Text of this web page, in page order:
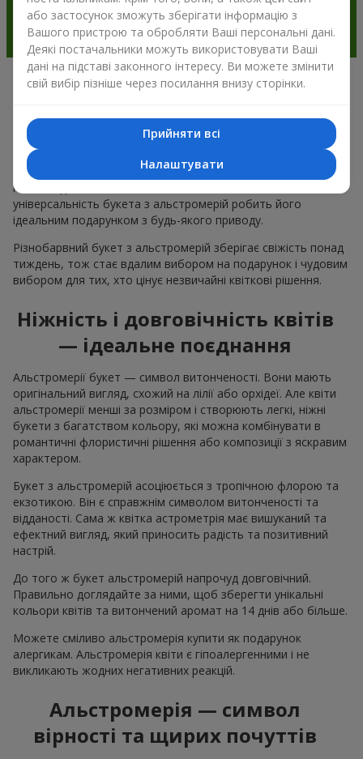
Чому варто вибрати букет з
альстромерії в м.Сергіївка
Альстромерія квітка — це ніжність і естетика в одному
букеті. Чарівні кольори пелюсток і незвична форма ніжних
квітів подобається багатьом
універсальність букета з альстромерій робить його
ідеальним подарунком з будь-якого приводу.
Різнобарвний букет з альстромерій зберігає свіжість понад
тиждень, тож стає вдалим вибором на подарунок і чудовим
вибором для тих, хто цінує незвичайні квіткові рішення.
Ніжність і довговічність квітів
— ідеальне поєднання
Альстромерії букет — символ витонченості. Вони мають
оригінальний вигляд, схожий на лілії або орхідеї. Але квіти
альстромерії менші за розміром і створюють легкі, ніжні
букети з багатством кольору, які можна комбінувати в
романтичні флористичні рішення або композиції з яскравим
характером.
Букет з альстромерій асоціюється з тропічною флорою та
екзотикою. Він є справжнім символом витонченості та
відданості. Сама ж квітка астрометрія має вишуканий та
ефектний вигляд, який приносить радість та позитивний
настрій.
До того ж букет альстромерій напрочуд довговічний.
Правильно доглядайте за ними, щоб зберегти унікальні
кольори квітів та витончений аромат на 14 днів або більше.
Можете сміливо альстромерія купити як подарунок
алергикам. Альстромерія квіти є гіпоалергенними і не
викликають жодних негативних реакцій.
Альстромерія — символ
вірності та щирих почуттів
або застосунок зможуть зберігати інформацію з
Вашого пристрою та обробляти Ваші персональні дані.
Деякі постачальники можуть використовувати Ваші
дані на підставі законного інтересу. Ви можете змінити
свій вибір пізніше через посилання внизу сторінки.
Прийняти всі
Налаштувати